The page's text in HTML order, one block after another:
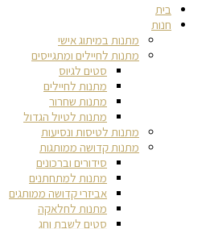
בית
חנות
מתנות במיתוג אישי
מתנות לחיילים ומתגייסים
סטים לגיוס
מתנות לחיילים
מתנות שחרור
מתנות לטיול הגדול
מתנות לטיסות ונסיעות
מתנות קדושה ממותגות
סידורים וברכונים
מתנות למתחתנים
אביזרי קדושה ממותגים
מתנות לחלאקה
סטים לשבת וחג